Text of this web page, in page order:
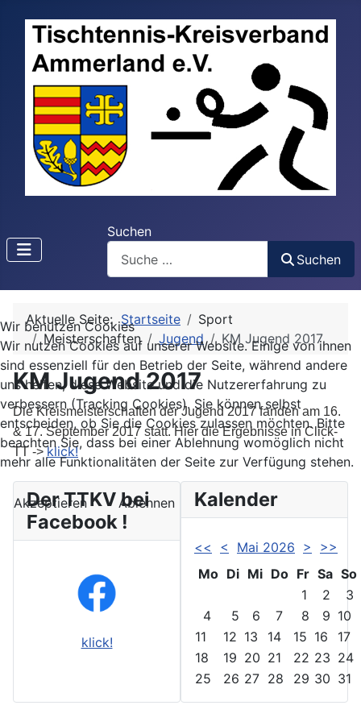
Suchen
Suchen
Aktuelle Seite:Startseite
Sport
Meisterschaften
Jugend KM Jugend 2017
KM Jugend 2017
Die Kreismeisterschaften der Jugend 2017 fanden am 16.
& 17. September 2017 statt. Hier die Ergebnisse in Click-
TT ->klick!
Der TTKV bei
Facebook !
klick!
Kalender
<< < Mai 2026 >
>>
Mo Di Mi Do Fr Sa So
1
2
3
4
5 6 7 8 9 10
11
12 13 14 15 16
17
18
19 20 21 22 23 24
25
26 27 28 29 30 31
Wir benutzen Cookies
Wir nutzen Cookies auf unserer Website. Einige von ihnen
sind essenziell für den Betrieb der Seite, während andere
uns helfen, diese Website und die Nutzererfahrung zu
verbessern (Tracking Cookies). Sie können selbst
entscheiden, ob Sie die Cookies zulassen möchten. Bitte
beachten Sie, dass bei einer Ablehnung womöglich nicht
mehr alle Funktionalitäten der Seite zur Verfügung stehen.
Akzeptieren Ablehnen